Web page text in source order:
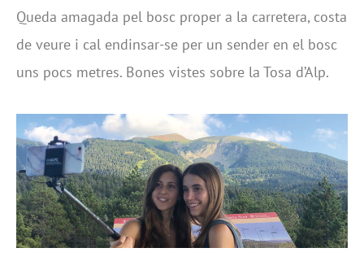
Queda amagada pel bosc proper a la carretera, costa
de veure i cal endinsar-se per un sender en el bosc
uns pocs metres. Bones vistes sobre la Tosa d’Alp.